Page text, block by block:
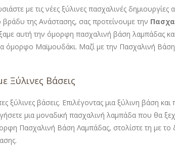
με τις νέες ξύλινες πασχαλινές δημιουργίες
βράδυ της Ανάστασης, σας προτείνουμε την
αυτή την όμορφη πασχαλινή βάση λαμπάδας
όμορφο Μαϊμουδάκι. Μαζί με την Πασχαλινή
Ξύλινες Βάσεις
βάσεις. Επιλέγοντας μια ξύλινη βάση και
μια μοναδική πασχαλινή λαμπάδα που θα
Πασχαλινή Βάση Λαμπάδας, στολίστε τη με το